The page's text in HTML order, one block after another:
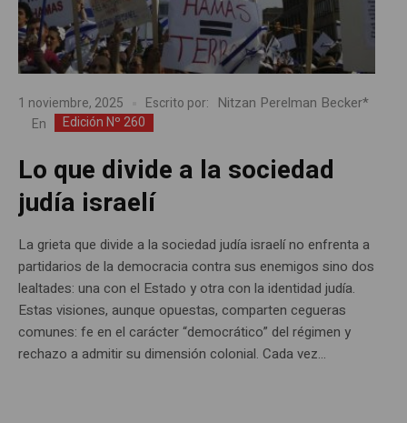
1 noviembre, 2025 Escrito por: Nitzan Perelman Becker*
En Edición Nº 260
Lo que divide a la sociedad
judía israelí
La grieta que divide a la sociedad judía israelí no enfrenta a
partidarios de la democracia contra sus enemigos sino dos
lealtades: una con el Estado y otra con la identidad judía.
Estas visiones, aunque opuestas, comparten cegueras
comunes: fe en el carácter “democrático” del régimen y
rechazo a admitir su dimensión colonial. Cada vez...